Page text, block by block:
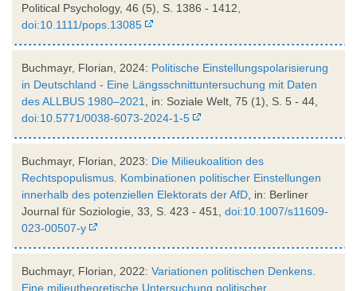
Political Psychology, 46 (5), S. 1386 - 1412,
doi:10.1111/pops.13085
Buchmayr, Florian, 2024: Politische Einstellungspolarisierung
in Deutschland - Eine Längsschnittuntersuchung mit Daten
des ALLBUS 1980–2021
, in: Soziale Welt, 75 (1), S. 5 - 44,
doi:10.5771/0038-6073-2024-1-5
Buchmayr, Florian, 2023: Die Milieukoalition des
Rechtspopulismus. Kombinationen politischer Einstellungen
innerhalb des potenziellen Elektorats der AfD , in: Berliner
Journal für Soziologie, 33, S. 423 - 451, doi:10.1007/s11609-
023-00507-y
Buchmayr, Florian, 2022: Variationen politischen Denkens.
Eine milieutheoretische Untersuchung politischer